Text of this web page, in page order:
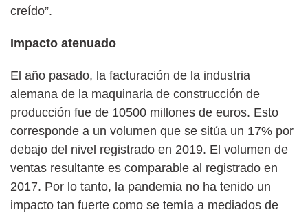
creído”.
Impacto atenuado
El año pasado, la facturación de la industria
alemana de la maquinaria de construcción de
producción fue de 10500 millones de euros. Esto
corresponde a un volumen que se sitúa un 17% por
debajo del nivel registrado en 2019. El volumen de
ventas resultante es comparable al registrado en
2017. Por lo tanto, la pandemia no ha tenido un
impacto tan fuerte como se temía a mediados de